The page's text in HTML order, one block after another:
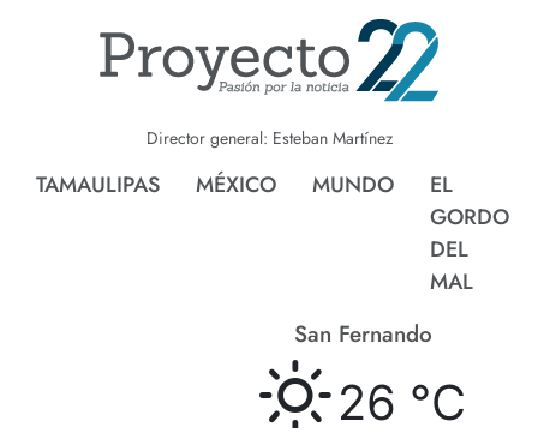
Director general: Esteban Martínez
TAMAULIPAS MÉXICO MUNDO
EL
GORDO
DEL
MAL
San Fernando
26 °C